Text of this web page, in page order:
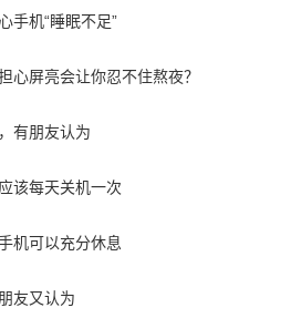
手机“睡眠不足”
心屏亮会让你忍不住熬夜？
有朋友认为
该每天关机一次
机可以充分休息
友又认为